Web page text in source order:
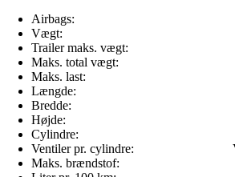
Airbags:
Vægt:
Trailer maks. vægt:
Maks. total vægt:
Maks. last:
Længde:
Bredde:
Højde:
Cylindre:
Ventiler pr. cylindre:
Maks. brændstof: